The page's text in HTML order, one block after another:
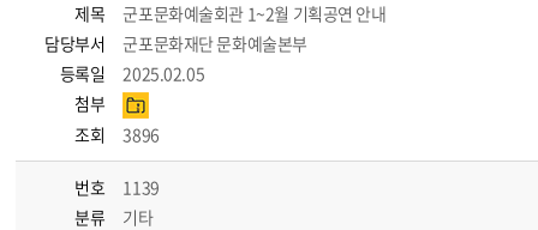
제목
군포문화예술회관 1~2월 기획공연 안내
담당부서
군포문화재단 문화예술본부
등록일
2025.02.05
첨부
조회
3896
번호
1139
분류
기타